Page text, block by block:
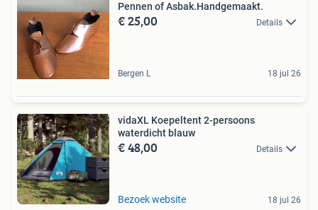
Pennen of Asbak.Handgemaakt.
€ 25,00 Details
Bergen L 18 jul 26
vidaXL Koepeltent 2-persoons
waterdicht blauw
€ 48,00 Details
Bezoek website 18 jul 26